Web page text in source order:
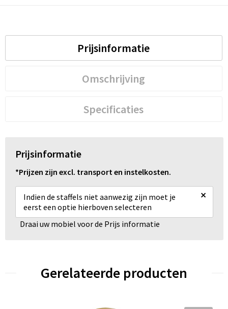
Prijsinformatie
Omschrijving
Specificaties
Prijsinformatie
*Prijzen zijn excl. transport en instelkosten.
Indien de staffels niet aanwezig zijn moet je
eerst een optie hierboven selecteren
×
Draai uw mobiel voor de Prijs informatie
Gerelateerde producten